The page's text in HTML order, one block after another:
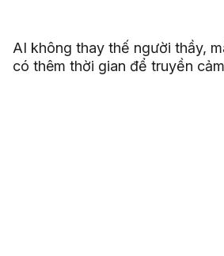
AI không thay thế người thầy,
có thêm thời gian để truyền